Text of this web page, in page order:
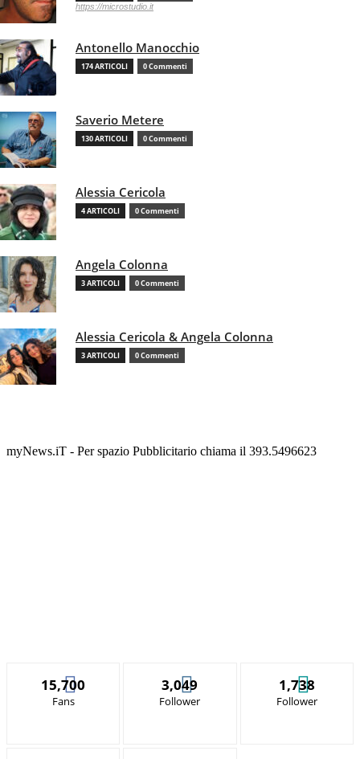
https://microstudio.it
Antonello Manocchio
174 ARTICOLI 0 Commenti
Saverio Metere
130 ARTICOLI 0 Commenti
Alessia Cericola
4 ARTICOLI 0 Commenti
Angela Colonna
3 ARTICOLI 0 Commenti
Alessia Cericola & Angela Colonna
3 ARTICOLI 0 Commenti
myNews.iT - Per spazio Pubblicitario chiama il 393.5496623
15,700
Fans
3,049
Follower
1,738
Follower